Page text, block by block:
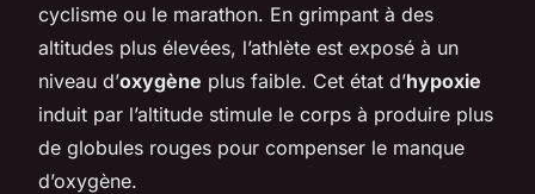
cyclisme ou le marathon. En grimpant à des
altitudes plus élevées, l’athlète est exposé à un
niveau d’oxygène plus faible. Cet état d’hypoxie
induit par l’altitude stimule le corps à produire plus
de globules rouges pour compenser le manque
d’oxygène.